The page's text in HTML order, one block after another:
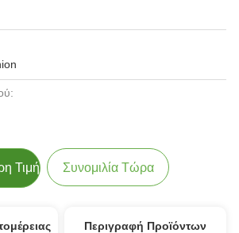
Τιμή Συνομιλία Τώρα
Περιγραφή Προϊόντων